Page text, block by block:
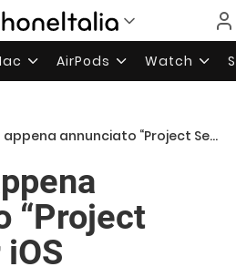
AirPods Watch
annunciato “Project Sekai” per iOS
“Project